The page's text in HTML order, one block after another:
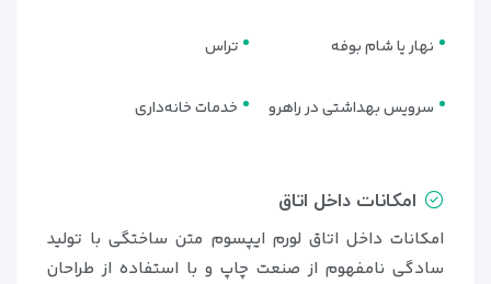
نهار یا شام بوفه تراس
سرویس بهداشتی در راهرو خدمات خانه‌داری
امکانات داخل اتاق
امکانات داخل اتاق لورم ایپسوم متن ساختگی با تولید
سادگی نامفهوم از صنعت چاپ و با استفاده از طراحان